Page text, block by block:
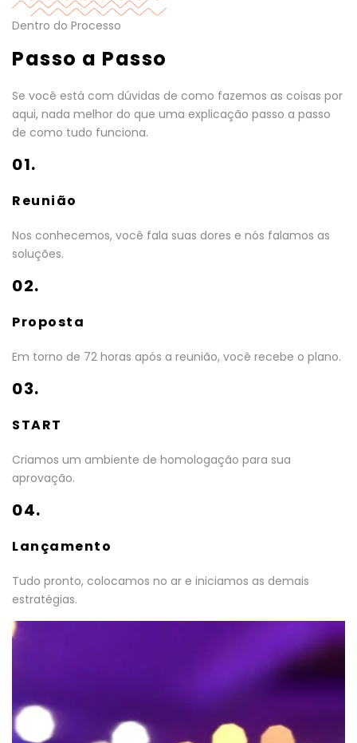
Dentro do Processo
Passo a Passo
Se você está com dúvidas de como fazemos as coisas por
aqui, nada melhor do que uma explicação passo a passo
de como tudo funciona.
01.
Reunião
Nos conhecemos, você fala suas dores e nós falamos as
soluções.
02.
Proposta
Em torno de 72 horas após a reunião, você recebe o plano.
03.
START
Criamos um ambiente de homologação para sua
aprovação.
04.
Lançamento
Tudo pronto, colocamos no ar e iniciamos as demais
estratégias.